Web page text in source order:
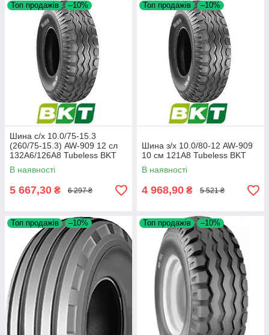
Топ продажів –10%
Шина с/х 10.0/75-15.3
(260/75-15.3) AW-909 12 сл
132A6/126A8 Tubeless BKT
В наявності
5 667,30 ₴ 6 297 ₴
Топ продажів –10%
Шина з/х 10.0/80-12 AW-909
10 см 121A8 Tubeless BKT
В наявності
4 968,90 ₴ 5 521 ₴
Топ продажів –10% Топ продажів –10%